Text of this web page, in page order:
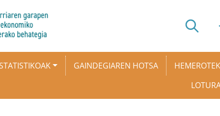
GAINDEGIAREN HOTSA